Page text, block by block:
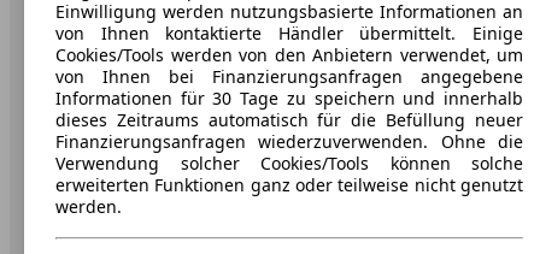
Karriere
Werbung
AGB
Datenschutz
Impressum
Einwilligung werden nutzungsbasierte Informationen an
von Ihnen kontaktierte Händler übermittelt. Einige
Cookies/Tools werden von den Anbietern verwendet, um
von Ihnen bei Finanzierungsanfragen angegebene
Informationen für 30 Tage zu speichern und innerhalb
dieses Zeitraums automatisch für die Befüllung neuer
Finanzierungsanfragen wiederzuverwenden. Ohne die
Verwendung solcher Cookies/Tools können solche
erweiterten Funktionen ganz oder teilweise nicht genutzt
werden.